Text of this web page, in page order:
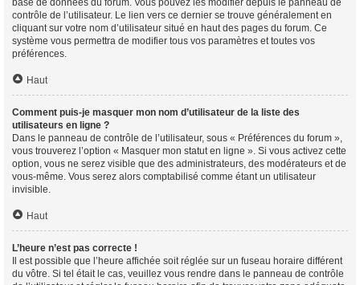
base de données du forum. Vous pouvez les modifier depuis le panneau de
contrôle de l’utilisateur. Le lien vers ce dernier se trouve généralement en
cliquant sur votre nom d’utilisateur situé en haut des pages du forum. Ce
système vous permettra de modifier tous vos paramètres et toutes vos
préférences.
Haut
Comment puis-je masquer mon nom d’utilisateur de la liste des
utilisateurs en ligne ?
Dans le panneau de contrôle de l’utilisateur, sous « Préférences du forum »,
vous trouverez l’option « Masquer mon statut en ligne ». Si vous activez cette
option, vous ne serez visible que des administrateurs, des modérateurs et de
vous-même. Vous serez alors comptabilisé comme étant un utilisateur
invisible.
Haut
L’heure n’est pas correcte !
Il est possible que l’heure affichée soit réglée sur un fuseau horaire différent
du vôtre. Si tel était le cas, veuillez vous rendre dans le panneau de contrôle